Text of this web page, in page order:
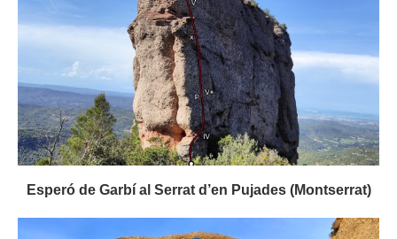
Esperó de Garbí al Serrat d’en Pujades (Montserrat)